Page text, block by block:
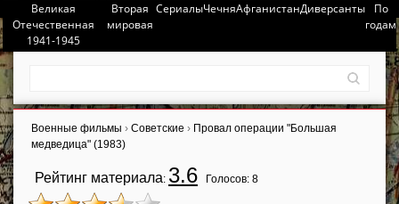
Великая
Отечественная
1941-1945
Вторая
мировая
СериалыЧечняАфганистанДиверсанты
По
годам
Военные фильмы › Советские › Провал операции "Большая
медведица" (1983)
Рейтинг материала: 3.6 Голосов: 8